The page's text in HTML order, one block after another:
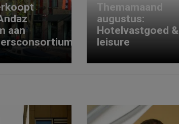
aan
Themamaand
augustus:
Hotelvastgoed &
leisure